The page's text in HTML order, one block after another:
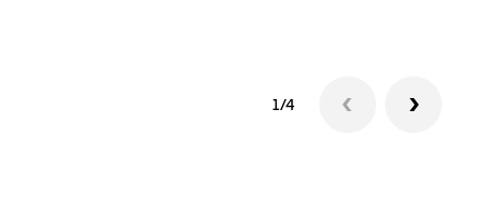
1/4